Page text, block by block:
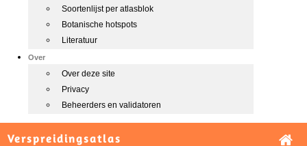
Soortenlijst per atlasblok
Botanische hotspots
Literatuur
Over
Over deze site
Privacy
Beheerders en validatoren
Verspreidingsatlas